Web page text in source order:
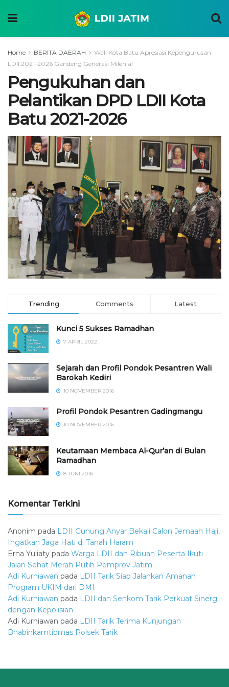
Home BERITA DAERAH
Wali Kota Batu Apresiasi Kepengurusan
LDII 2021-2026 Gandeng Generasi Milenial
Pengukuhan dan
Pelantikan DPD LDII Kota
Batu 2021-2026
Trending Comments Latest
Kunci 5 Sukses Ramadhan
7 APRIL 2022
Sejarah dan Profil Pondok Pesantren Wali
Barokah Kediri
10 NOVEMBER 2016
⁠⁠⁠Profil Pondok Pesantren Gadingmangu
10 NOVEMBER 2016
Keutamaan Membaca Al-Qur’an di Bulan
Ramadhan
8 JUNI 2016
Komentar Terkini
Anonim pada LDII Gunung Anyar Bekali Calon Jemaah Haji,
Ingatkan Jaga Hati di Tanah Haram
Erna Yuliaty pada Warga LDII dan Ribuan Peserta Ikuti
Jalan Sehat Merah Putih Pemprov Jatim
Adi Kurniawan pada LDII Tarik Siap Jalankan Amanah
Program UKIM dari DMI
Adi Kurniawan pada LDII dan Senkom Tarik Perkuat Sinergi
dengan Kepolisian
Adi Kurniawan pada LDII Tarik Terima Kunjungan
Bhabinkamtibmas Polsek Tarik